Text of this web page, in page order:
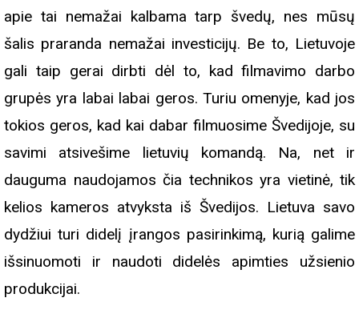
apie tai nemažai kalbama tarp švedų, nes mūsų
šalis praranda nemažai investicijų. Be to, Lietuvoje
gali taip gerai dirbti dėl to, kad filmavimo darbo
grupės yra labai labai geros. Turiu omenyje, kad jos
tokios geros, kad kai dabar filmuosime Švedijoje, su
savimi atsivešime lietuvių komandą. Na, net ir
dauguma naudojamos čia technikos yra vietinė, tik
kelios kameros atvyksta iš Švedijos. Lietuva savo
dydžiui turi didelį įrangos pasirinkimą, kurią galime
išsinuomoti ir naudoti didelės apimties užsienio
produkcijai.